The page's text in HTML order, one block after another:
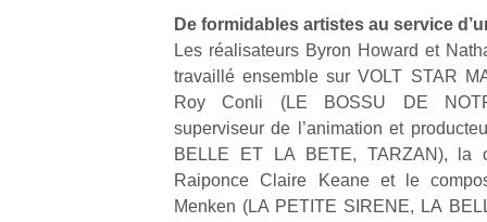
De formidables artistes au service
Les réalisateurs Byron Howard et
travaillé ensemble sur VOLT STAR
Roy Conli (LE BOSSU DE
superviseur de l’animation et
BELLE ET LA BETE, TARZAN), la
Raiponce Claire Keane et le
Menken (LA PETITE SIRENE, LA